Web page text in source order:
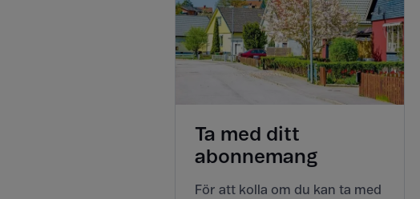
Ta med ditt
abonnemang
För att kolla om du kan ta med